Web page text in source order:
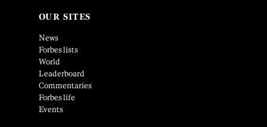
OUR SITES
News
Forbes lists
World
Leaderboard
Commentaries
Forbes life
Events